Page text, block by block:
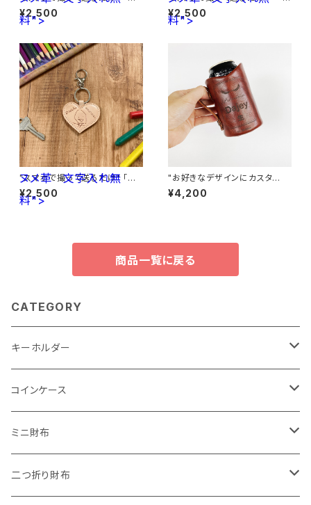
料">
供の絵」から作る世界で一つの
キーホルダー <星型> ヌメ
¥2,500
料">
供の絵」から作る世界で一つの
キーホルダー <丸型> ヌメ
¥2,500
ヌメ革 文字入れ無
料">
"スマホで撮って送るだけ" 「子
供の絵」から作る世界で一つの
キーホルダー <ハート型> ヌメ
¥2,500
"お好きなデザインにカスタ
ム" 缶風ビールキーパー＜Bro
wn＞
¥4,200
商品一覧に戻る
CATEGORY
キーホルダー
"子供の絵"キーホルダー
"餞別"キーホルダー
"うちの子"ペットキーホルダー
コインケース
ワンタッチコインケース ブライドルレザー
ワンタッチコインケース ブッテーロ
ミニ財布
"Jack"マイクロウォレット(三つ折り式)
二つ折り財布